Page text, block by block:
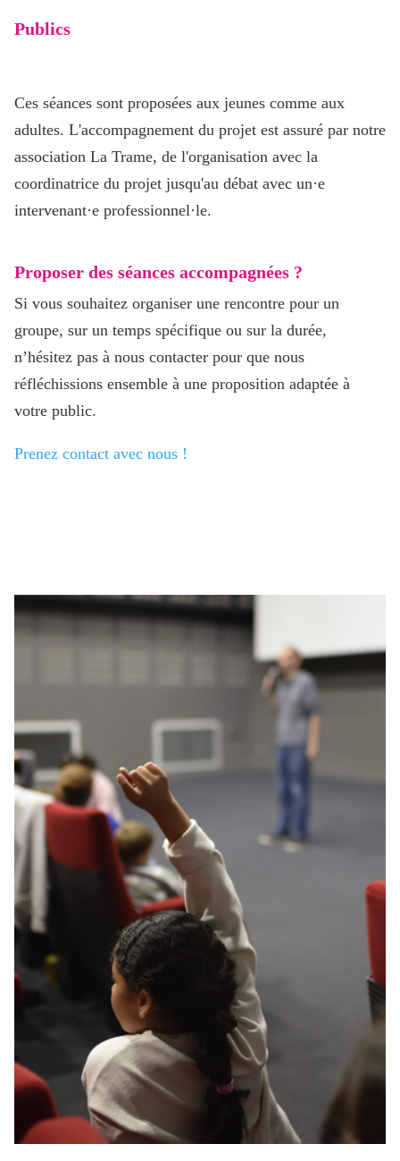
Publics
Ces séances sont proposées aux jeunes comme aux
adultes. L'accompagnement du projet est assuré par notre
association La Trame, de l'organisation avec la
coordinatrice du projet jusqu'au débat avec un·e
intervenant·e professionnel·le.
Proposer des séances accompagnées ?
Si vous souhaitez organiser une rencontre pour un
groupe, sur un temps spécifique ou sur la durée,
n’hésitez pas à nous contacter pour que nous
réfléchissions ensemble à une proposition adaptée à
votre public.
Prenez contact avec nous !